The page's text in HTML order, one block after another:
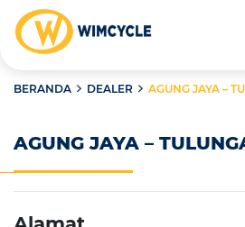
BERANDA DEALER AGUNG JAYA –
AGUNG JAYA –